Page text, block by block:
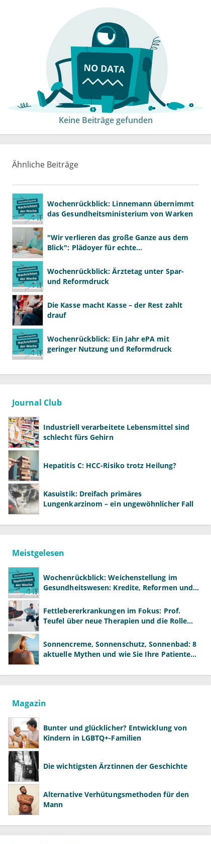
Keine Beiträge gefunden
Ähnliche Beiträge
Wochenrückblick: Linnemann übernimmt
das Gesundheitsministerium von Warken
"Wir verlieren das große Ganze aus dem
Blick": Plädoyer für echte
Wochenrückblick: Ärztetag unter Spar-
und Reformdruck
Die Kasse macht Kasse – der Rest zahlt
drauf
Wochenrückblick: Ein Jahr ePA mit
geringer Nutzung und Reformdruck
Journal Club
Industriell verarbeitete Lebensmittel sind
schlecht fürs Gehirn
Hepatitis C: HCC-Risiko trotz Heilung?
Kasuistik: Dreifach primäres
Lungenkarzinom – ein ungewöhnlicher Fall
Meistgelesen
Wochenrückblick: Weichenstellung im
Gesundheitswesen: Kredite, Reformen und
Fettlebererkrankungen im Fokus: Prof.
Teufel über neue Therapien und die Rolle
Sonnencreme, Sonnenschutz, Sonnenbad: 8
aktuelle Mythen und wie Sie Ihre Patienten
Magazin
Bunter und glücklicher? Entwicklung von
Kindern in LGBTQ+-Familien
Die wichtigsten Ärztinnen der Geschichte
Alternative Verhütungsmethoden für den
Mann